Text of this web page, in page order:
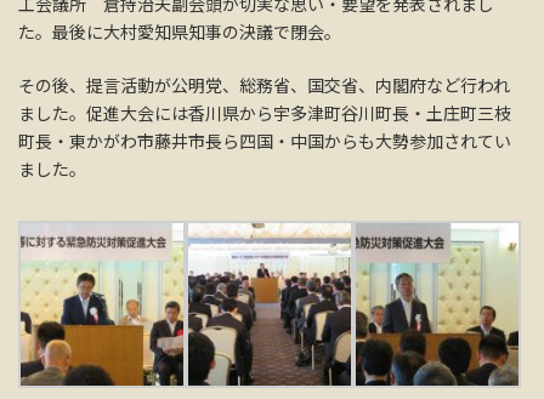
た。最後に大村愛知県知事の決議で閉会。
その後、提言活動が公明党、総務省、国交省、内閣府など行われ
ました。促進大会には香川県から宇多津町谷川町長・土庄町三枝
町長・東かがわ市藤井市長ら四国・中国からも大勢参加されてい
ました。